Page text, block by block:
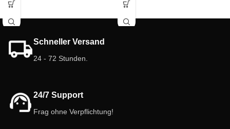
Schneller Versand
24 - 72 Stunden.
24/7 Support
Frag ohne Verpflichtung!